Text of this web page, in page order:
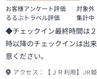
お客様アンケート評価
対象外
るるぶトラベル評価
集計中
◆チェックイン最終時間は
時以降のチェックインは出
意ください。
アクセス：
【ＪＲ利用】JR